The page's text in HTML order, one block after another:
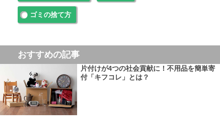
ゴミの捨て方
おすすめの記事
片付けが4つの社会貢献に！不用品を簡単寄
付「キフコレ」とは？